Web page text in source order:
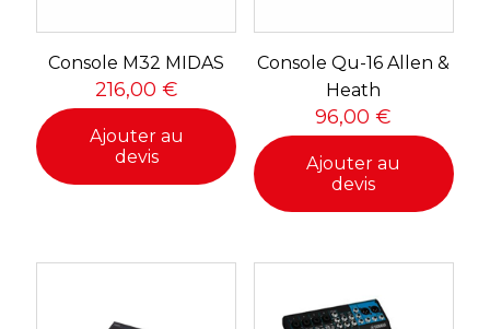
Console M32 MIDAS
216,00 €
Ajouter au
devis
Console Qu-16 Allen &
Heath
96,00€
Ajouter au
devis